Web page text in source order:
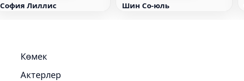
София Лиллис Шин Со-юль
Көмек
Актерлер